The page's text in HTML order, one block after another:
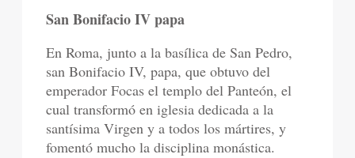
San Bonifacio IV papa
En Roma, junto a la basílica de San Pedro,
san Bonifacio IV, papa, que obtuvo del
emperador Focas el templo del Panteón, el
cual transformó en iglesia dedicada a la
santísima Virgen y a todos los mártires, y
fomentó mucho la disciplina monástica.